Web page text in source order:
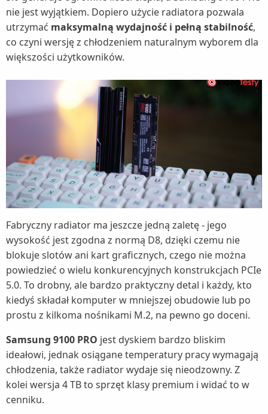
nie jest wyjątkiem. Dopiero użycie radiatora pozwala
utrzymać maksymalną wydajność i pełną stabilność,
co czyni wersję z chłodzeniem naturalnym wyborem dla
większości użytkowników.
Fabryczny radiator ma jeszcze jedną zaletę - jego
wysokość jest zgodna z normą D8, dzięki czemu nie
blokuje slotów ani kart graficznych, czego nie można
powiedzieć o wielu konkurencyjnych konstrukcjach PCIe
5.0. To drobny, ale bardzo praktyczny detal i każdy, kto
kiedyś składał komputer w mniejszej obudowie lub po
prostu z kilkoma nośnikami M.2, na pewno go doceni.
Samsung 9100 PRO jest dyskiem bardzo bliskim
ideałowi, jednak osiągane temperatury pracy wymagają
chłodzenia, także radiator wydaje się nieodzowny. Z
kolei wersja 4 TB to sprzęt klasy premium i widać to w
cenniku.